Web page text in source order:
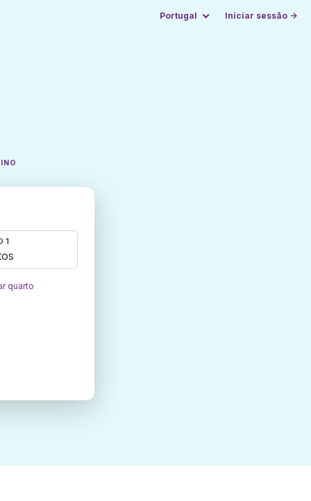
Portugal Iniciar sessão →
1
quarto